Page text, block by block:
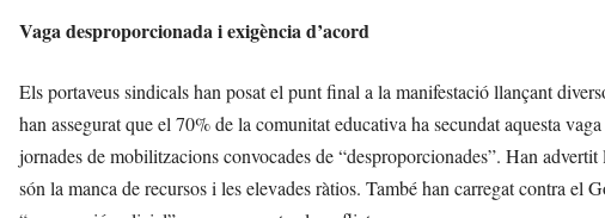
Vaga desproporcionada i exigència d’acord
Els portaveus sindicals han posat el punt final a la manifestació llançant
han assegurat que el 70% de la comunitat educativa ha secundat aquesta
jornades de mobilitzacions convocades de “desproporcionades”. Han
són la manca de recursos i les elevades ràtios. També han carregat contra el